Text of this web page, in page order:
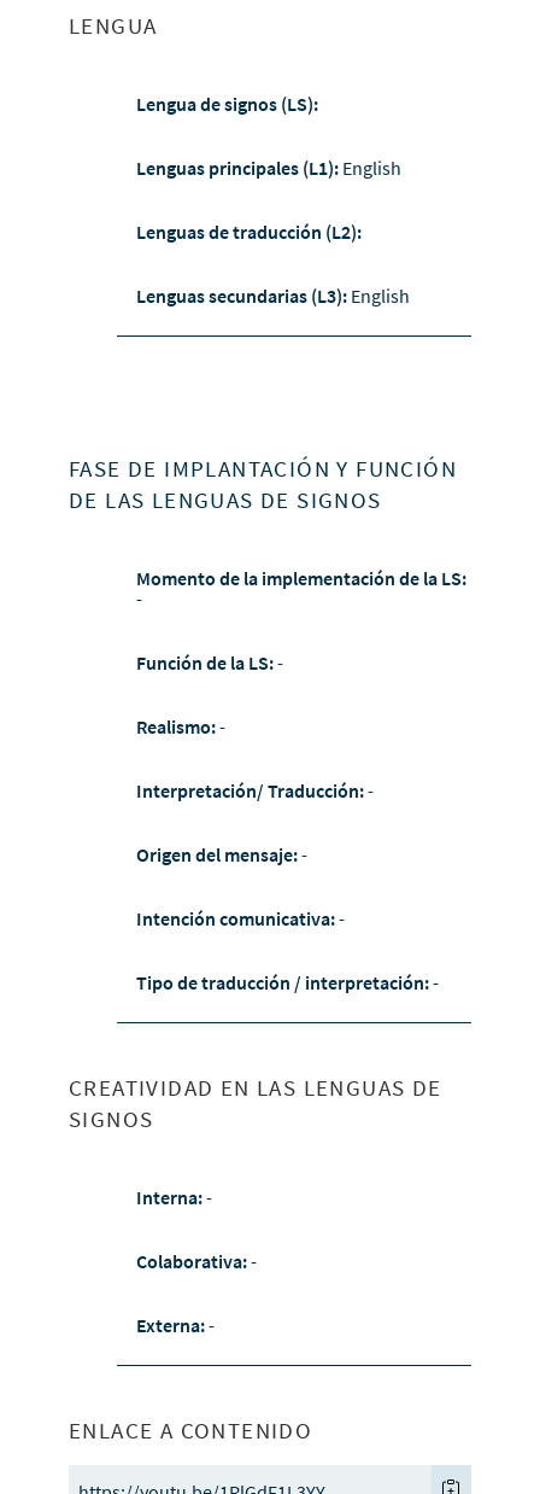
LENGUA
Lengua de signos (LS):
Lenguas principales (L1): English
Lenguas de traducción (L2):
Lenguas secundarias (L3): English
FASE DE IMPLANTACIÓN Y FUNCIÓN
DE LAS LENGUAS DE SIGNOS
Momento de la implementación de la LS:
-
Función de la LS:-
Realismo:-
Interpretación/ Traducción:-
Origen del mensaje:-
Intención comunicativa:-
Tipo de traducción / interpretación:-
CREATIVIDAD EN LAS LENGUAS DE
SIGNOS
Interna:-
Colaborativa:-
Externa:-
ENLACE A CONTENIDO